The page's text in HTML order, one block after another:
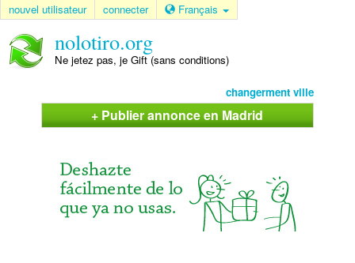
nouvel utilisateur connecter Français
nolotiro.org
Ne jetez pas, je Gift (sans conditions)
changerment ville
+ Publier annonce en Madrid